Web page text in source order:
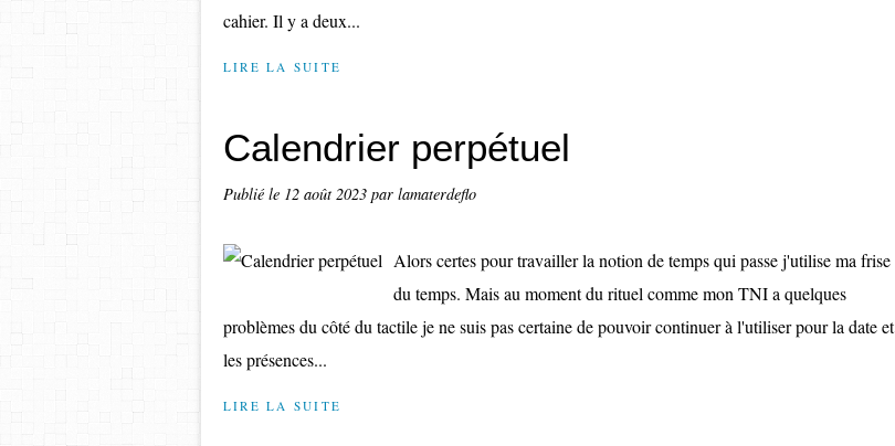
cahier. Il y a deux...
LIRE LA SUITE
Calendrier perpétuel
Publié le 12 août 2023 par lamaterdeflo
Alors certes pour travailler la notion de temps qui passe j'utilise ma frise
du temps. Mais au moment du rituel comme mon TNI a quelques
problèmes du côté du tactile je ne suis pas certaine de pouvoir continuer à l'utiliser pour la date et
les présences...
LIRE LA SUITE